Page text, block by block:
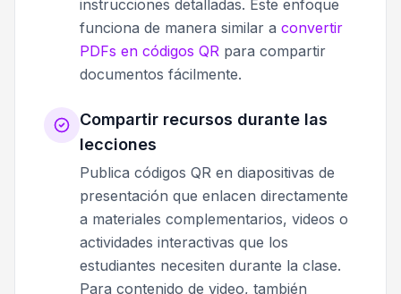
instrucciones detalladas. Este enfoque
funciona de manera similar a convertir
PDFs en códigos QR para compartir
documentos fácilmente.
Compartir recursos durante las
lecciones
Publica códigos QR en diapositivas de
presentación que enlacen directamente
a materiales complementarios, videos o
actividades interactivas que los
estudiantes necesiten durante la clase.
Para contenido de video, también